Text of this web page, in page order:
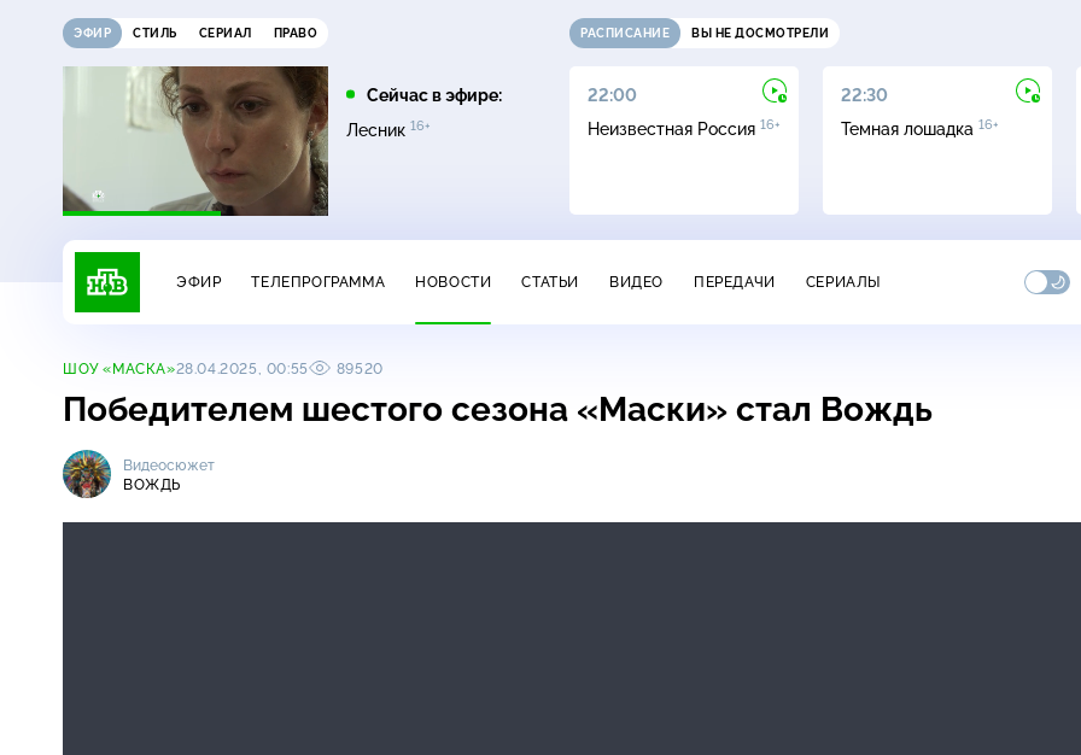
ЭФИР СТИЛЬ СЕРИАЛ ПРАВО
Сейчас в эфире:
Лесник 16+
РАСПИСАНИЕ ВЫ НЕ ДОСМОТРЕЛИ
Сегодня
21:30
Неизвестная Россия
22:00
Неизвестная Россия 16+
22:30
Темная лошадка 16+
ЭФИР ТЕЛЕПРОГРАММА НОВОСТИ СТАТЬИ ВИДЕО ПЕРЕДАЧИ СЕРИАЛЫ
ШОУ «МАСКА»28.04.2025, 00:55 89520
Победителем шестого сезона «Маски» стал Вождь
Видеосюжет
ВОЖДЬ